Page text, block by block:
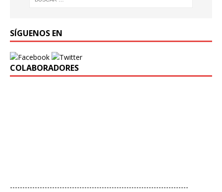
SÍGUENOS EN
COLABORADORES
------------------------------------------------------------------------